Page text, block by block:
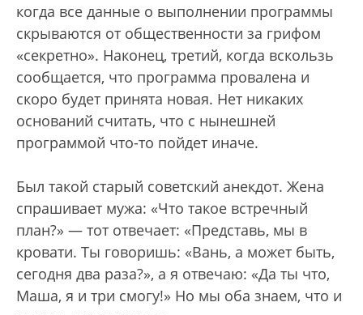
когда все данные о выполнении программы
скрываются от общественности за грифом
«секретно». Наконец, третий, когда вскользь
сообщается, что программа провалена и
скоро будет принята новая. Нет никаких
оснований считать, что с нынешней
программой что-то пойдет иначе.
Был такой старый советский анекдот. Жена
спрашивает мужа: «Что такое встречный
план?» — тот отвечает: «Представь, мы в
кровати. Ты говоришь: «Вань, а может быть,
сегодня два раза?», а я отвечаю: «Да ты что,
Маша, я и три смогу!» Но мы оба знаем, что и